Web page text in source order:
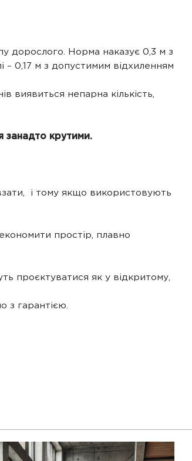
дорослого. Норма наказує 0,3 м з
0,17 м з допустимим відхиленням
виявиться непарна кількість,
занадто крутими.
і тому якщо використовують
простір, плавно
проєктуватися як у відкритому,
з гарантією.